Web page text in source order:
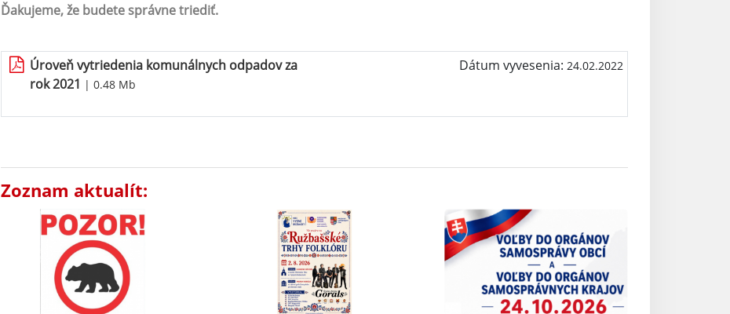
Ďakujeme, že budete správne triediť.
Úroveň vytriedenia komunálnych odpadov za
rok 2021 | 0.48 Mb
Dátum vyvesenia: 24.02.2022
Zoznam aktualít: